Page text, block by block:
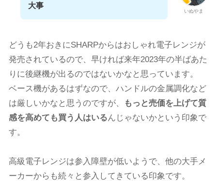
いぬやま
大事
どうも2年おきにSHARPからはおしゃれ電子レンジが
発売されているので、早ければ来年2023年の半ばあた
りに後継機が出るのではないかなと思っています。
ベース機があるはずなので、ハンドルの金属調化など
は厳しいかなと思うのですが、
もっと売価を上げて質
感を高めても買う人はいるんじゃないかという印象で
す。
高級電子レンジは参入障壁が低いようで、他の大手メ
ーカーからも続々と参入してきている印象です。